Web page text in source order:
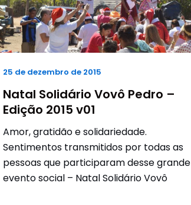
25 de dezembro de 2015
Natal Solidário Vovô Pedro –
Edição 2015 v01
Amor, gratidão e solidariedade.
Sentimentos transmitidos por todas as
pessoas que participaram desse grande
evento social – Natal Solidário Vovô